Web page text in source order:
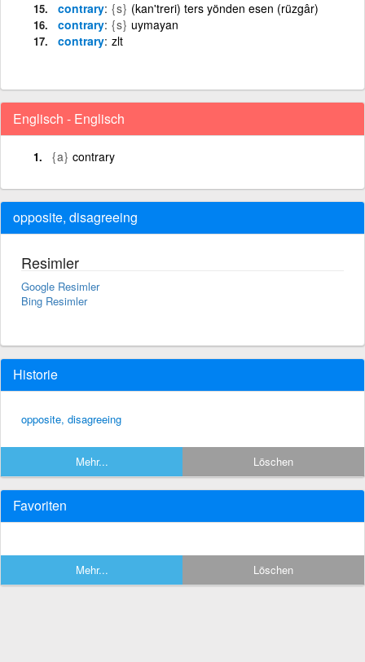
contrary {s} (kan'treri) ters yönden esen (rüzgâr)
contrary {s} uymayan
contrary zlt
Englisch - Englisch
{a} contrary
opposite, disagreeing
Resimler
Google Resimler
Bing Resimler
Historie
opposite, disagreeing
Mehr... Löschen
Favoriten
Mehr... Löschen